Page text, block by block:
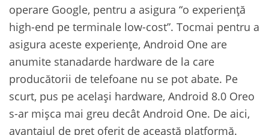
operare Google, pentru a asigura “o experiență
high-end pe terminale low-cost”. Tocmai pentru a
asigura aceste experiențe, Android One are
anumite stanadarde hardware de la care
producătorii de telefoane nu se pot abate. Pe
scurt, pus pe același hardware, Android 8.0 Oreo
s-ar mișca mai greu decât Android One. De aici,
avantajul de preț oferit de această platformă.